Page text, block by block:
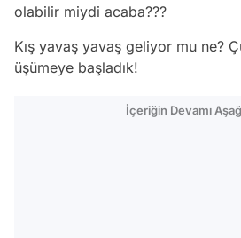
olabilir miydi acaba???
Kış yavaş yavaş geliyor mu ne?
üşümeye başladık!
İçeriğin Devamı